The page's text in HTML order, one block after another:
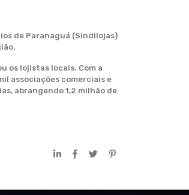
de Paranaguá (Sindilojas)
os lojistas locais. Com a
associações comerciais e
abrangendo 1,2 milhão de